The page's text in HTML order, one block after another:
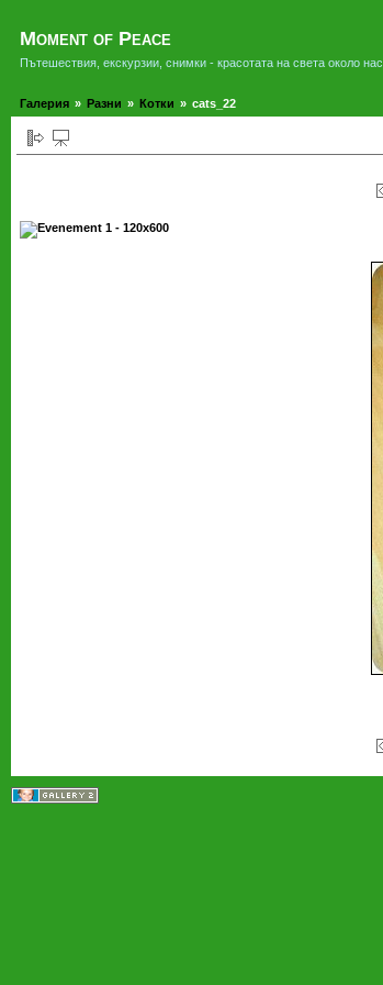
Moment of Peace
Пътешествия, екскурзии, снимки - красотата на света около нас.
Галерия » Разни » Котки » cats_22